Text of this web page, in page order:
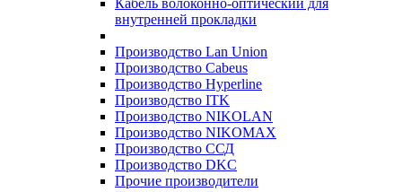
Кабель волоконно-оптический для
внутренней прокладки
Производство Lan Union
Производство Cabeus
Производство Hyperline
Производство ITK
Производство NIKOLAN
Производство NIKOMAX
Производство ССД
Производство DKC
Прочие производители